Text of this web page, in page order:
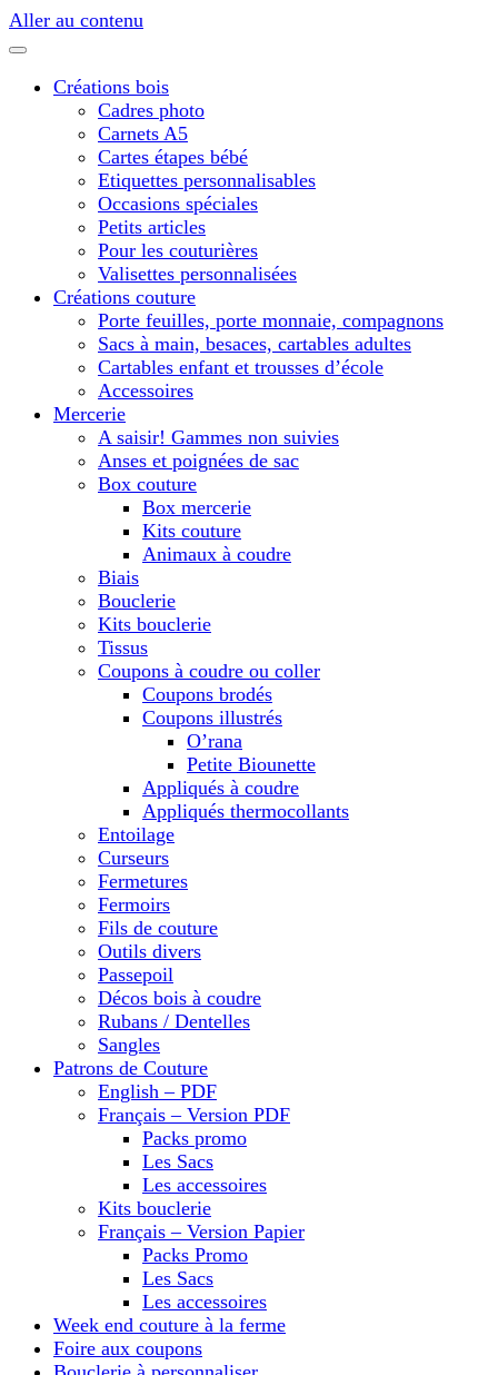
Aller au contenu
Créations bois
Cadres photo
Carnets A5
Cartes étapes bébé
Etiquettes personnalisables
Occasions spéciales
Petits articles
Pour les couturières
Valisettes personnalisées
Créations couture
Porte feuilles, porte monnaie, compagnons
Sacs à main, besaces, cartables adultes
Cartables enfant et trousses d’école
Accessoires
Mercerie
A saisir! Gammes non suivies
Anses et poignées de sac
Box couture
Box mercerie
Kits couture
Animaux à coudre
Biais
Bouclerie
Kits bouclerie
Tissus
Coupons à coudre ou coller
Coupons brodés
Coupons illustrés
O’rana
Petite Biounette
Appliqués à coudre
Appliqués thermocollants
Entoilage
Curseurs
Fermetures
Fermoirs
Fils de couture
Outils divers
Passepoil
Décos bois à coudre
Rubans / Dentelles
Sangles
Patrons de Couture
English – PDF
Français – Version PDF
Packs promo
Les Sacs
Les accessoires
Kits bouclerie
Français – Version Papier
Packs Promo
Les Sacs
Les accessoires
Week end couture à la ferme
Foire aux coupons